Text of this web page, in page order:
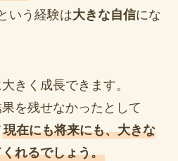
いう経験は大きな自信にな
きく成長できます。
を残せなかったとして
現在にも将来にも、大きな
れるでしょう。